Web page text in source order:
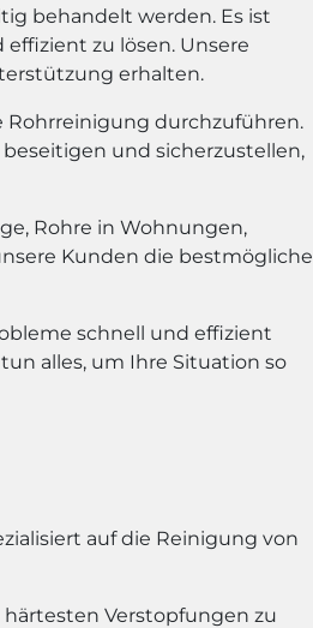
behandelt werden. Es ist
zu lösen. Unsere
erhalten.
Rohrreinigung durchzuführen.
und sicherzustellen,
Rohre in Wohnungen,
Kunden die bestmögliche
schnell und effizient
alles, um Ihre Situation so
auf die Reinigung von
Verstopfungen zu